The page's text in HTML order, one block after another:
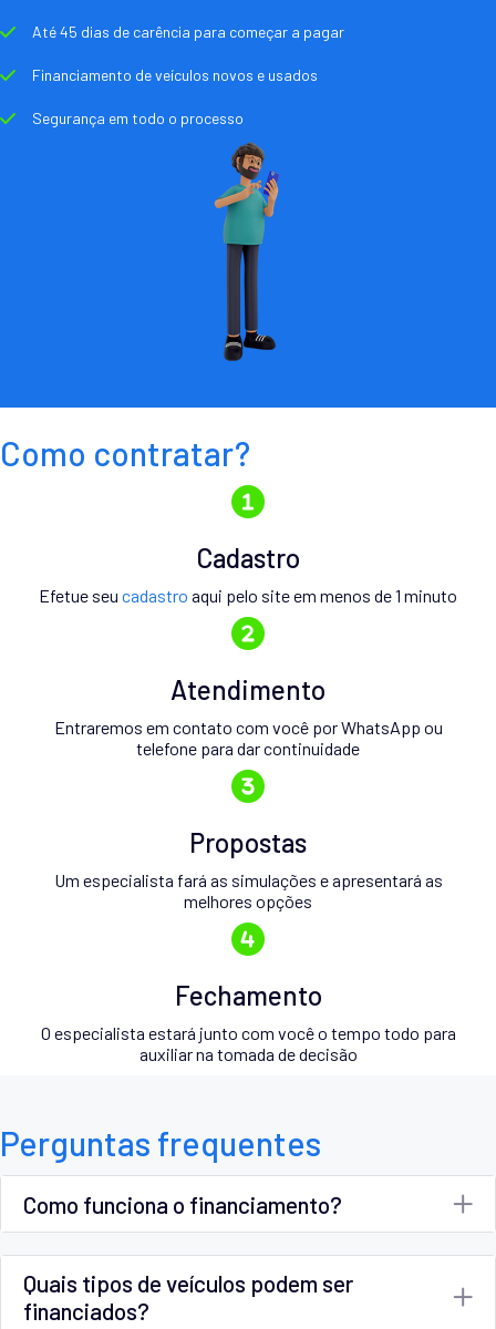
Até 45 dias de carência para começar a pagar
Financiamento de veículos novos e usados
Segurança em todo o processo
Como contratar?
Cadastro
Efetue seu cadastro aqui pelo site em menos de 1 minuto
Atendimento
Entraremos em contato com você por WhatsApp ou
telefone para dar continuidade
Propostas
Um especialista fará as simulações e apresentará as
melhores opções
Fechamento
O especialista estará junto com você o tempo todo para
auxiliar na tomada de decisão
Perguntas frequentes
Como funciona o financiamento?
Quais tipos de veículos podem ser
financiados?